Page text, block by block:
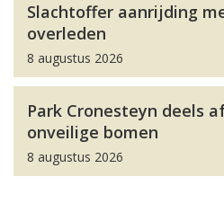
Slachtoffer aanrijding
overleden
8 augustus 2026
Park Cronesteyn deels
onveilige bomen
8 augustus 2026